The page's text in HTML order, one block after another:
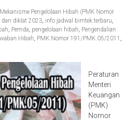
Pengelolaan Hibah (PMK Nomor
dan diklat 2023,info jadwal bimtek terbaru,
Peraturan
Menteri
Keuangan